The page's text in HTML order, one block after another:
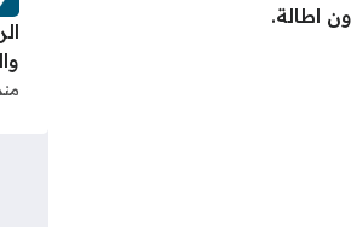
منذ 3
اطالة.